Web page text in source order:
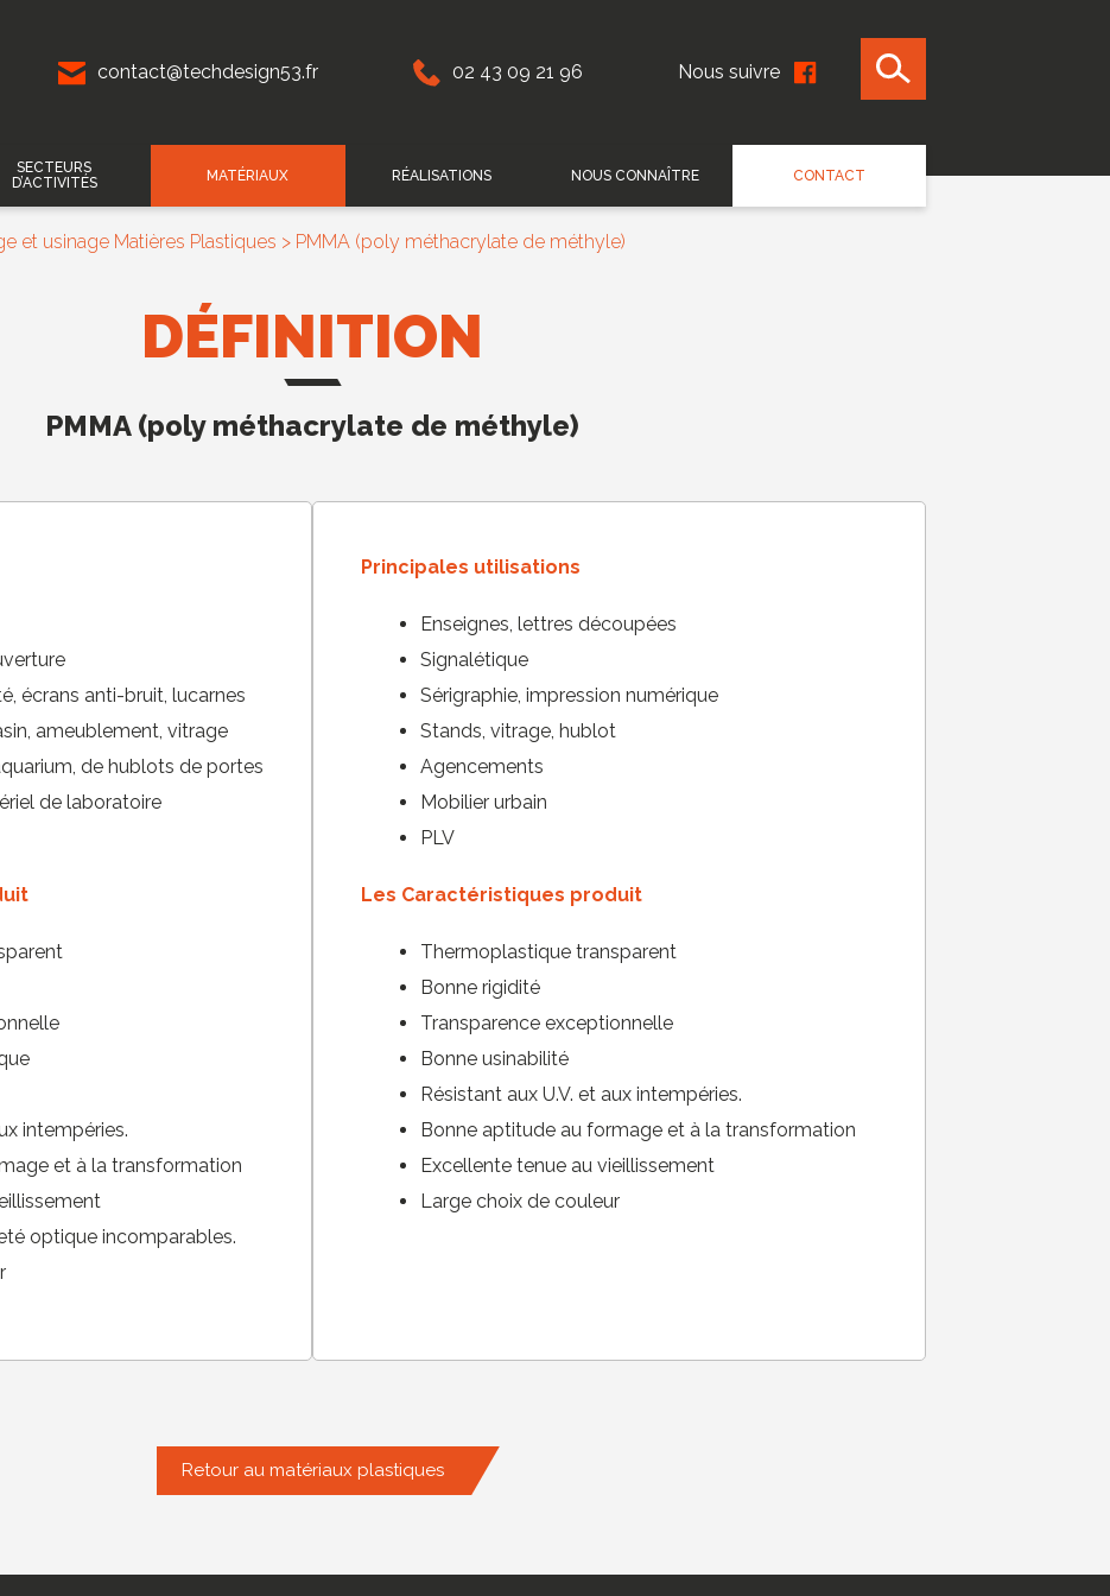
contact@techdesign53.fr 02 43 09 21 96 Nous suivre
SECTEURS
D’ACTIVITÉS
MATÉRIAUX RÉALISATIONS NOUS CONNAÎTRE CONTACT
et usinage Matières Plastiques > PMMA (poly méthacrylate de méthyle)
DÉFINITION
PMMA (poly méthacrylate de méthyle)
écrans anti-bruit, lucarnes
ameublement, vitrage
de hublots de portes
de laboratoire
intempéries.
et à la transformation
optique incomparables.
Principales utilisations
Enseignes, lettres découpées
Signalétique
Sérigraphie, impression numérique
Stands, vitrage, hublot
Agencements
Mobilier urbain
PLV
Les Caractéristiques produit
Thermoplastique transparent
Bonne rigidité
Transparence exceptionnelle
Bonne usinabilité
Résistant aux U.V. et aux intempéries.
Bonne aptitude au formage et à la transformation
Excellente tenue au vieillissement
Large choix de couleur
Retour au matériaux plastiques